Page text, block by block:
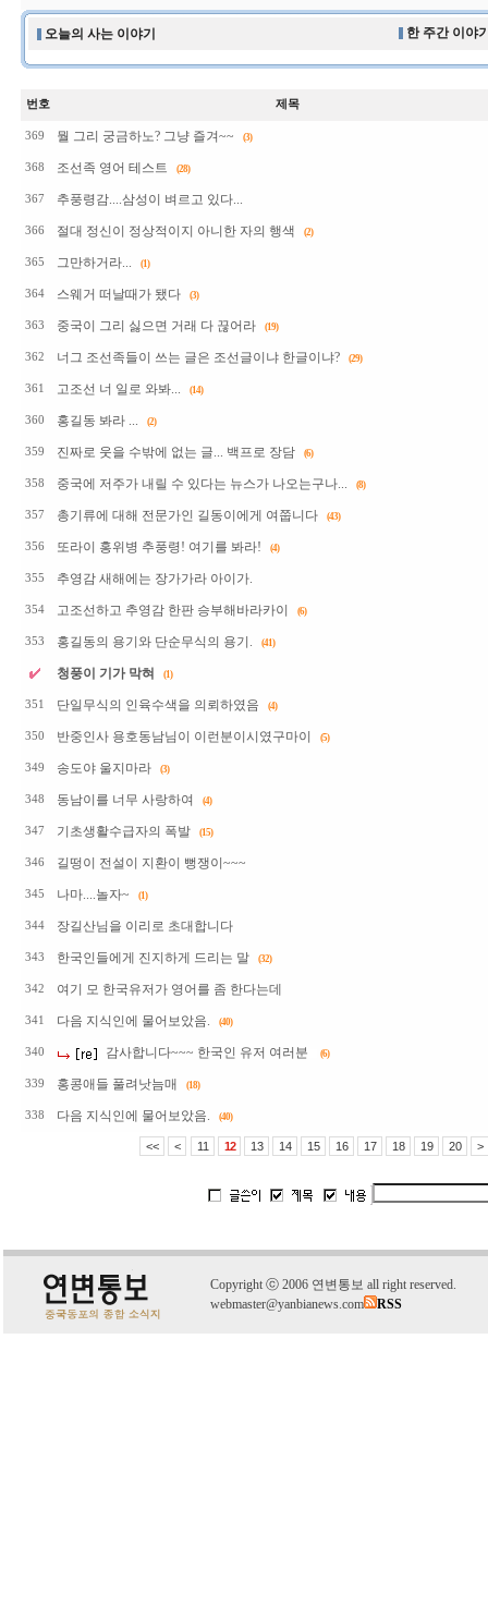
오늘의 사는 이야기 한 주간 이야
번호 제목
369 뭘 그리 궁금하노? 그냥 즐겨~~ (3)
368 조선족 영어 테스트 (28)
367 추풍령감....삼성이 벼르고 있다...
366 절대 정신이 정상적이지 아니한 자의 행색 (2)
365 그만하거라... (1)
364 스웨거 떠날때가 됐다 (3)
363 중국이 그리 싫으면 거래 다 끊어라 (19)
362 너그 조선족들이 쓰는 글은 조선글이냐 한글이냐? (29)
361 고조선 너 일로 와봐... (14)
360 홍길동 봐라 ... (2)
359 진짜로 웃을 수밖에 없는 글... 백프로 장담 (6)
358 중국에 저주가 내릴 수 있다는 뉴스가 나오는구나... (8)
357 총기류에 대해 전문가인 길동이에게 여쭙니다 (43)
356 또라이 홍위병 추풍령! 여기를 봐라! (4)
355 추영감 새해에는 장가가라 아이가.
354 고조선하고 추영감 한판 승부해바라카이 (6)
353 홍길동의 용기와 단순무식의 용기. (41)
청풍이 기가 막혀 (1)
351 단일무식의 인육수색을 의뢰하였음 (4)
350 반중인사 용호동남님이 이런분이시였구마이 (5)
349 송도야 울지마라 (3)
348 동남이를 너무 사랑하여 (4)
347 기초생활수급자의 폭발 (15)
346 길떵이 전설이 지환이 뻥쟁이~~~
345 나마....놀자~ (1)
344 장길산님을 이리로 초대합니다
343 한국인들에게 진지하게 드리는 말 (32)
342 여기 모 한국유저가 영어를 좀 한다는데
341 다음 지식인에 물어보았음. (40)
340 감사합니다~~~ 한국인 유저 여러분 (6)
339 홍콩애들 풀려낫늠매 (18)
338 다음 지식인에 물어보았음. (40)
<< < 11 12 13 14 15 16 17 18 19 20 >
Copyright ⓒ 2006 연변통보 all right reserved.
webmaster@yanbianews.com
RSS